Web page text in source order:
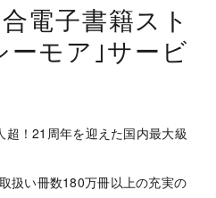
電子書籍スト
ーモア｣サービ
超！21周年を迎えた国内最大級
扱い冊数180万冊以上の充実の